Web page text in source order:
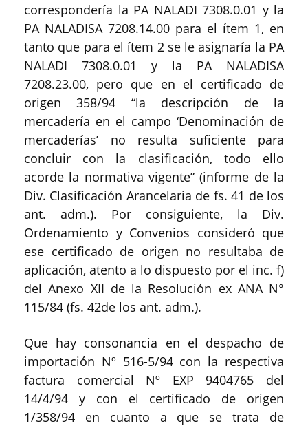
correspondería la PA NALADI 7308.0.01 y la
PA NALADISA 7208.14.00 para el ítem 1, en
tanto que para el ítem 2 se le asignaría la PA
NALADI 7308.0.01 y la PA NALADISA
7208.23.00, pero que en el certificado de
origen 358/94 “la descripción de la
mercadería en el campo ‘Denominación de
mercaderías’ no resulta suficiente para
concluir con la clasificación, todo ello
acorde la normativa vigente” (informe de la
Div. Clasificación Arancelaria de fs. 41 de los
ant. adm.). Por consiguiente, la Div.
Ordenamiento y Convenios consideró que
ese certificado de origen no resultaba de
aplicación, atento a lo dispuesto por el inc. f)
del Anexo XII de la Resolución ex ANA N°
115/84 (fs. 42de los ant. adm.).
Que hay consonancia en el despacho de
importación Nº 516-5/94 con la respectiva
factura comercial Nº EXP 9404765 del
14/4/94 y con el certificado de origen
1/358/94 en cuanto a que se trata de